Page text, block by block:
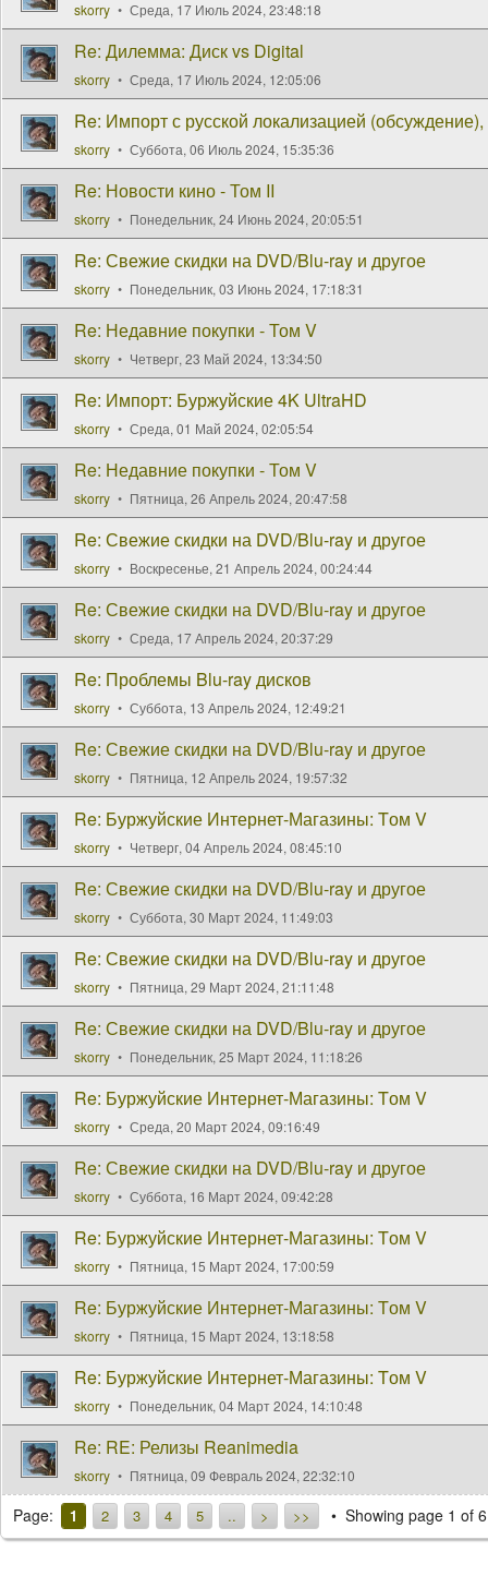
skorry Среда, 17 Июль 2024, 23:48:18
Re: Дилемма: Диск vs Digital
skorry Среда, 17 Июль 2024, 12:05:06
Re: Импорт с русской локализацией
skorry Суббота, 06 Июль 2024, 15:35:36
Re: Новости кино - Том II
skorry Понедельник, 24 Июнь 2024, 20:05:51
Re: Свежие скидки на DVD/Blu-ray и другое
skorry Понедельник, 03 Июнь 2024, 17:18:31
Re: Недавние покупки - Том V
skorry Четверг, 23 Май 2024, 13:34:50
Re: Импорт: Буржуйские 4K UltraHD
skorry Среда, 01 Май 2024, 02:05:54
Re: Недавние покупки - Том V
skorry Пятница, 26 Апрель 2024, 20:47:58
Re: Свежие скидки на DVD/Blu-ray и другое
skorry Воскресенье, 21 Апрель 2024, 00:24:44
Re: Свежие скидки на DVD/Blu-ray и другое
skorry Среда, 17 Апрель 2024, 20:37:29
Re: Проблемы Blu-ray дисков
skorry Суббота, 13 Апрель 2024, 12:49:21
Re: Свежие скидки на DVD/Blu-ray и другое
skorry Пятница, 12 Апрель 2024, 19:57:32
Re: Буржуйские Интернет-Магазины: Tом V
skorry Четверг, 04 Апрель 2024, 08:45:10
Re: Свежие скидки на DVD/Blu-ray и другое
skorry Суббота, 30 Март 2024, 11:49:03
Re: Свежие скидки на DVD/Blu-ray и другое
skorry Пятница, 29 Март 2024, 21:11:48
Re: Свежие скидки на DVD/Blu-ray и другое
skorry Понедельник, 25 Март 2024, 11:18:26
Re: Буржуйские Интернет-Магазины: Tом V
skorry Среда, 20 Март 2024, 09:16:49
Re: Свежие скидки на DVD/Blu-ray и другое
skorry Суббота, 16 Март 2024, 09:42:28
Re: Буржуйские Интернет-Магазины: Tом V
skorry Пятница, 15 Март 2024, 17:00:59
Re: Буржуйские Интернет-Магазины: Tом V
skorry Пятница, 15 Март 2024, 13:18:58
Re: Буржуйские Интернет-Магазины: Tом V
skorry Понедельник, 04 Март 2024, 14:10:48
Re: RE: Релизы Reanimedia
skorry Пятница, 09 Февраль 2024, 22:32:10
Page: 1 2 3 4 5 .. > >> Showing page 1 of 6